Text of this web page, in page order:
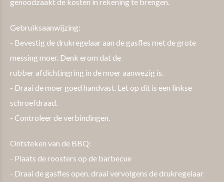
Gebruiksaanwijzing:
- Bevestig de drukregelaar aan de gasfles met de grote
messing moer. Denk erom dat de
rubber afdichtingring in de moer aanwezig is.
- Draai de moer goed handvast. Let op dit is een linkse
schroefdraad.
- Controleer de verbindingen.
Ontsteken van de BBQ:
- Plaats de roosters op de barbecue
- Draai de gasfles open, draai vervolgens de drukregelaar